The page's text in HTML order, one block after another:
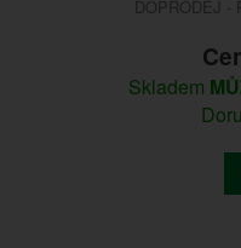
DOPRODEJ -
Skladem